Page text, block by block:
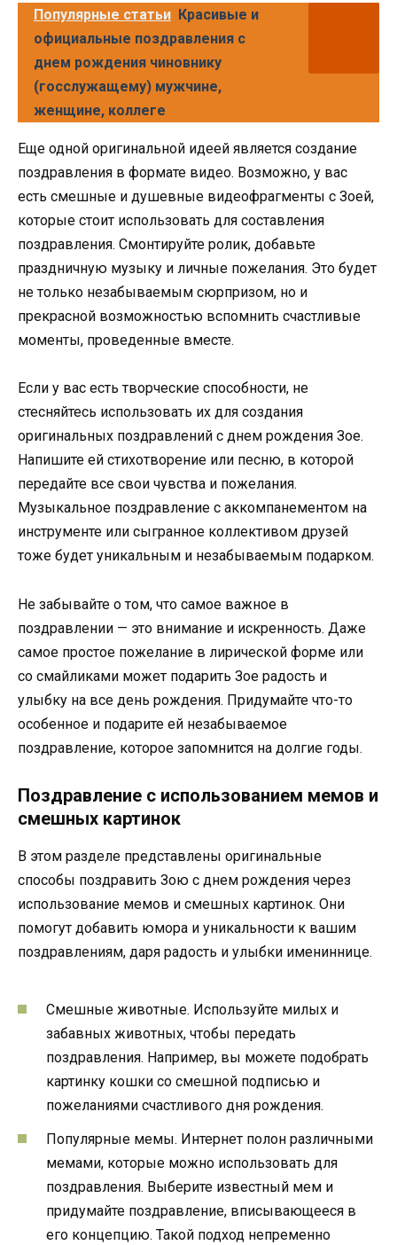
Популярные статьи Красивые и
официальные поздравления с
днем рождения чиновнику
(госслужащему) мужчине,
женщине, коллеге
Еще одной оригинальной идеей является создание
поздравления в формате видео. Возможно, у вас
есть смешные и душевные видеофрагменты с Зоей,
которые стоит использовать для составления
поздравления. Смонтируйте ролик, добавьте
праздничную музыку и личные пожелания. Это будет
не только незабываемым сюрпризом, но и
прекрасной возможностью вспомнить счастливые
моменты, проведенные вместе.
Если у вас есть творческие способности, не
стесняйтесь использовать их для создания
оригинальных поздравлений с днем рождения Зое.
Напишите ей стихотворение или песню, в которой
передайте все свои чувства и пожелания.
Музыкальное поздравление с аккомпанементом на
инструменте или сыгранное коллективом друзей
тоже будет уникальным и незабываемым подарком.
Не забывайте о том, что самое важное в
поздравлении — это внимание и искренность. Даже
самое простое пожелание в лирической форме или
со смайликами может подарить Зое радость и
улыбку на все день рождения. Придумайте что-то
особенное и подарите ей незабываемое
поздравление, которое запомнится на долгие годы.
Поздравление с использованием мемов и
смешных картинок
В этом разделе представлены оригинальные
способы поздравить Зою с днем рождения через
использование мемов и смешных картинок. Они
помогут добавить юмора и уникальности к вашим
поздравлениям, даря радость и улыбки имениннице.
Смешные животные. Используйте милых и
забавных животных, чтобы передать
поздравления. Например, вы можете подобрать
картинку кошки со смешной подписью и
пожеланиями счастливого дня рождения.
Популярные мемы. Интернет полон различными
мемами, которые можно использовать для
поздравления. Выберите известный мем и
придумайте поздравление, вписывающееся в
его концепцию. Такой подход непременно